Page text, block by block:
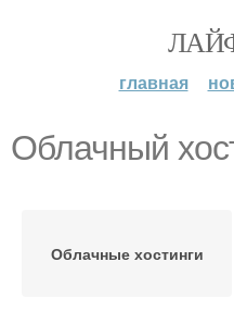
главная
Облачный
Облачные хостинги